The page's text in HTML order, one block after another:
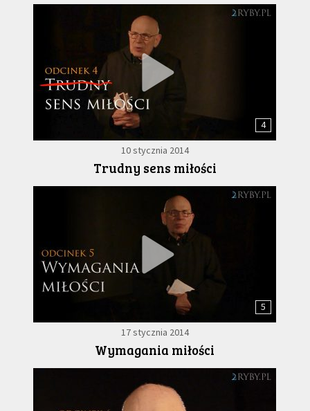
4
10 stycznia 2014
Trudny sens miłości
5
17 stycznia 2014
Wymagania miłości